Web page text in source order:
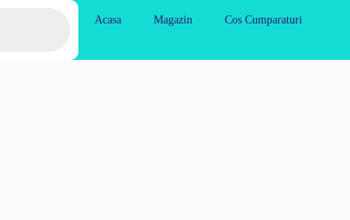
Acasa Magazin Cos Cumparaturi